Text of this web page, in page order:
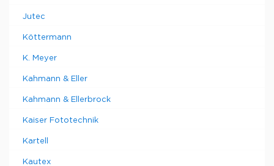
Jutec
Köttermann
K. Meyer
Kahmann & Eller
Kahmann & Ellerbrock
Kaiser Fototechnik
Kartell
Kautex